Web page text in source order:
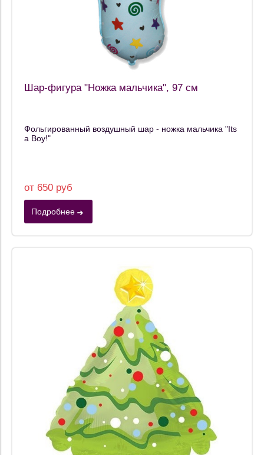
Шар-фигура "Ножка мальчика", 97 см
Фольгированный воздушный шар - ножка мальчика "Its
a Boy!"
от 650 руб
Подробнее